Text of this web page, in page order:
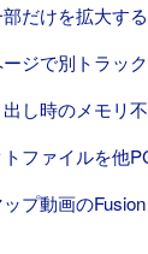
部だけを拡大す
ージで別トラ
し時のメモリ
ファイルを他
プ動画の